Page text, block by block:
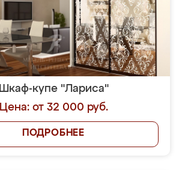
Шкаф-купе "Лариса"
Цена: от 32 000 руб.
ПОДРОБНЕЕ